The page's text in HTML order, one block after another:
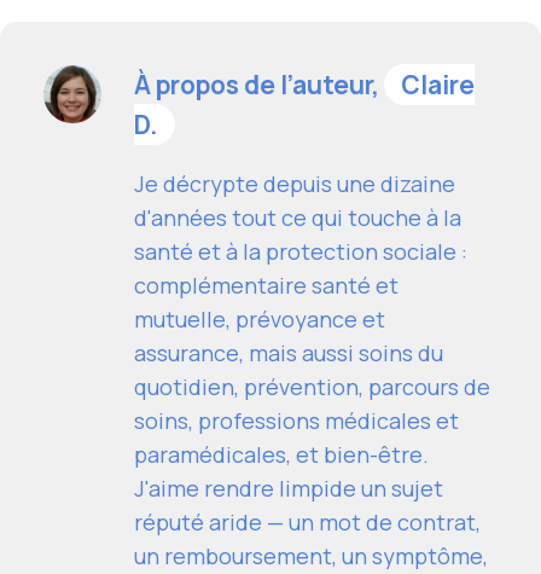
À propos de l’auteur,
Claire
D.
Je décrypte depuis une dizaine
d'années tout ce qui touche à la
santé et à la protection sociale :
complémentaire santé et
mutuelle, prévoyance et
assurance, mais aussi soins du
quotidien, prévention, parcours de
soins, professions médicales et
paramédicales, et bien-être.
J'aime rendre limpide un sujet
réputé aride — un mot de contrat,
un remboursement, un symptôme,